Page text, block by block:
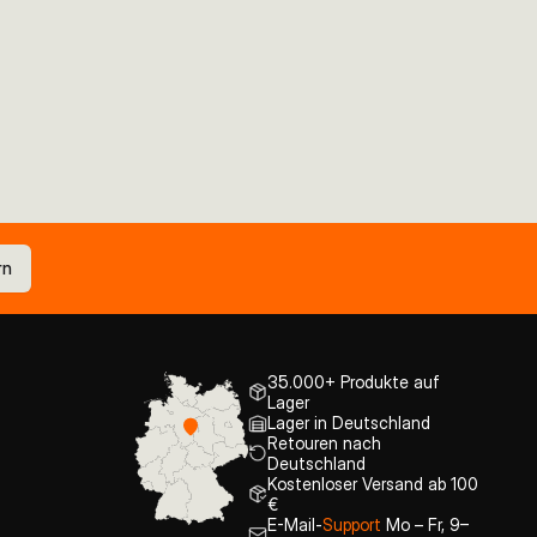
35.000+ Produkte auf
Lager
Lager in Deutschland
Retouren nach
Deutschland
Kostenloser Versand ab 100
€
E-Mail-Support Mo – Fr, 9–